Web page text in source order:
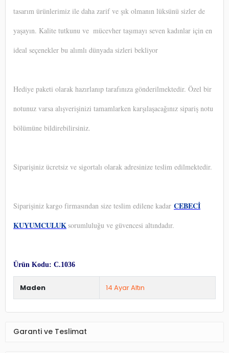
tasarım ürünlerimiz ile daha zarif ve şık olmanın lüksünü sizler de
yaşayın. Kalite tutkunu ve mücevher taşımayı seven kadınlar için en
ideal seçenekler bu alımlı dünyada sizleri bekliyor
Hediye paketi olarak hazırlanıp tarafınıza gönderilmektedir. Özel bir
notunuz varsa alışverişinizi tamamlarken karşılaşacağınız sipariş notu
bölümüne bildirebilirsiniz.
Siparişiniz ücretsiz ve sigortalı olarak adresinize teslim edilmektedir.
Siparişiniz kargo firmasından size teslim edilene kadar CEBECİ
KUYUMCULUKsorumluluğu ve güvencesi altındadır.
Ürün Kodu: C.1036
Maden 14 Ayar Altın
Garanti ve Teslimat